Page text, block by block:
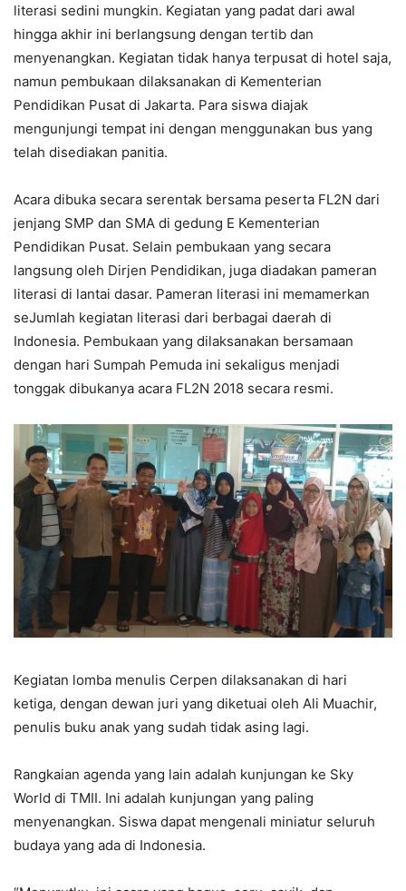
literasi sedini mungkin. Kegiatan yang padat dari awal
hingga akhir ini berlangsung dengan tertib dan
menyenangkan. Kegiatan tidak hanya terpusat di hotel saja,
namun pembukaan dilaksanakan di Kementerian
Pendidikan Pusat di Jakarta. Para siswa diajak
mengunjungi tempat ini dengan menggunakan bus yang
telah disediakan panitia.
Acara dibuka secara serentak bersama peserta FL2N dari
jenjang SMP dan SMA di gedung E Kementerian
Pendidikan Pusat. Selain pembukaan yang secara
langsung oleh Dirjen Pendidikan, juga diadakan pameran
literasi di lantai dasar. Pameran literasi ini memamerkan
seJumlah kegiatan literasi dari berbagai daerah di
Indonesia. Pembukaan yang dilaksanakan bersamaan
dengan hari Sumpah Pemuda ini sekaligus menjadi
tonggak dibukanya acara FL2N 2018 secara resmi.
Kegiatan lomba menulis Cerpen dilaksanakan di hari
ketiga, dengan dewan juri yang diketuai oleh Ali Muachir,
penulis buku anak yang sudah tidak asing lagi.
Rangkaian agenda yang lain adalah kunjungan ke Sky
World di TMII. Ini adalah kunjungan yang paling
menyenangkan. Siswa dapat mengenali miniatur seluruh
budaya yang ada di Indonesia.